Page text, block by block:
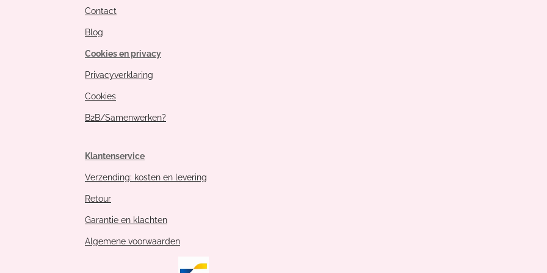
Contact
Blog
Cookies en privacy
Privacyverklaring
Cookies
B2B/Samenwerken?
Klantenservice
Verzending: kosten en levering
Retour
Garantie en klachten
Algemene voorwaarden